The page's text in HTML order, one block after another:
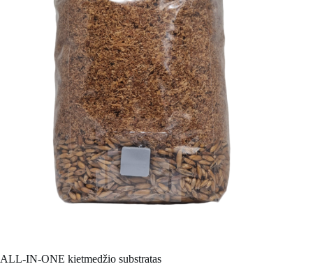
ALL-IN-ONE kietmedžio substratas